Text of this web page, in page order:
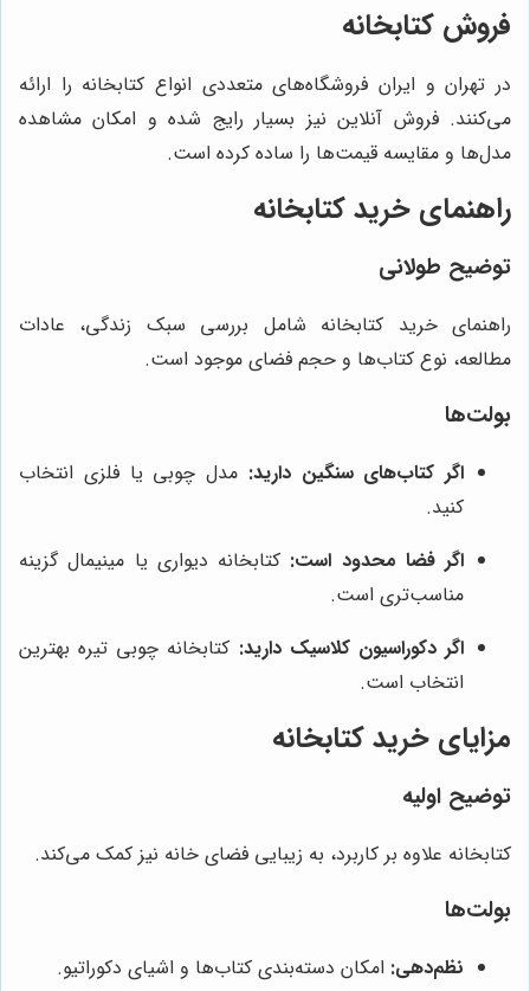
فروش کتابخانه
در تهران و ایران فروشگاه‌های متعددی انواع کتابخانه را ارائه
می‌کنند. فروش آنلاین نیز بسیار رایج شده و امکان مشاهده
مدل‌ها و مقایسه قیمت‌ها را ساده کرده است.
راهنمای خرید کتابخانه
توضیح طولانی
راهنمای خرید کتابخانه شامل بررسی سبک زندگی، عادات
مطالعه، نوع کتاب‌ها و حجم فضای موجود است.
بولت‌ها
اگر کتاب‌های سنگین دارید: مدل چوبی یا فلزی انتخاب
کنید.
اگر فضا محدود است: کتابخانه دیواری یا مینیمال گزینه
مناسب‌تری است.
اگر دکوراسیون کلاسیک دارید: کتابخانه چوبی تیره بهترین
انتخاب است.
مزایای خرید کتابخانه
توضیح اولیه
کتابخانه علاوه بر کاربرد، به زیبایی فضای خانه نیز کمک می‌کند.
بولت‌ها
نظم‌دهی: امکان دسته‌بندی کتاب‌ها و اشیای دکوراتیو.